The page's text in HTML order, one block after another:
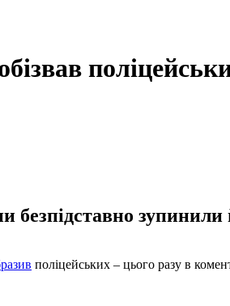
поліцейських – цього разу в